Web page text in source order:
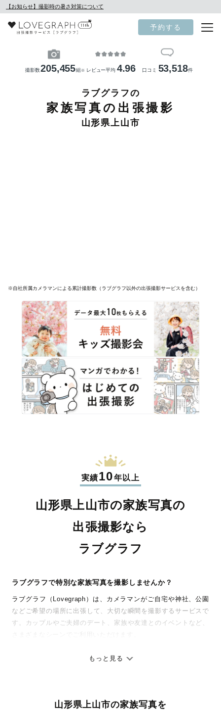
【お知らせ】撮影時の暑さ対策について
予約する
撮影数205,455組 ※ レビュー平均 4.96 口コミ 53,518件
ラブグラフの
家族写真の出張撮影
山形県上山市
※自社所属カメラマンによる累計撮影数（ラブグラフ以外の出張撮影サービスを含む）
実績10年以上
山形県上山市の家族写真の
出張撮影なら
ラブグラフ
ラブグラフで特別な家族写真を撮影しませんか？
ラブグラフ（Lovegraph）は、カメラマンがご自宅や神社、公園
などご希望の場所に出張して、大切な瞬間を撮影するサービスで
す。カップルやご夫婦のデート、家族や友達とのイベントなど、
ありのままの空気感を大切に、何十年経っても見返したくなるよ
料金は全国どこでも一律。わかりやすく安心の価格設定です。オ
もっと見る
山形県上山市の家族写真を